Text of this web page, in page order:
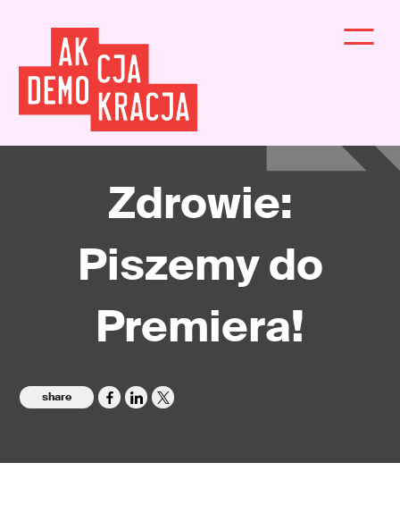
Zdrowie:
Piszemy do
Premiera!
share